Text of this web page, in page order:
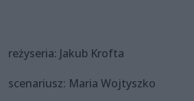
reżyseria: Jakub Krofta
scenariusz: Maria Wojtyszko